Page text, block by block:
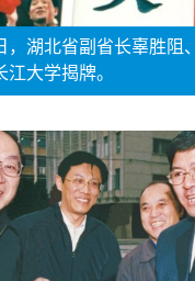
，湖北省副省长辜胜阻
大学揭牌。